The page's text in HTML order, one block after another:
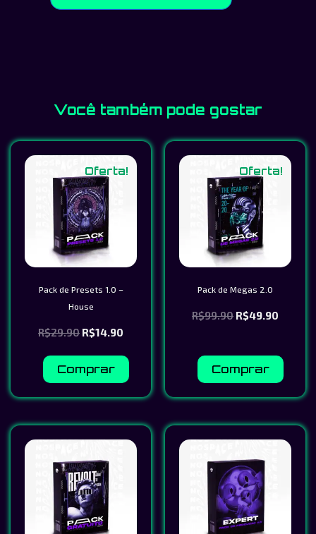
Você também pode gostar
Oferta!
Pack de Presets 1.0 –
House
R$29.90R$14.90
Comprar
Oferta!
Pack de Megas 2.0
R$99.90R$49.90
Comprar